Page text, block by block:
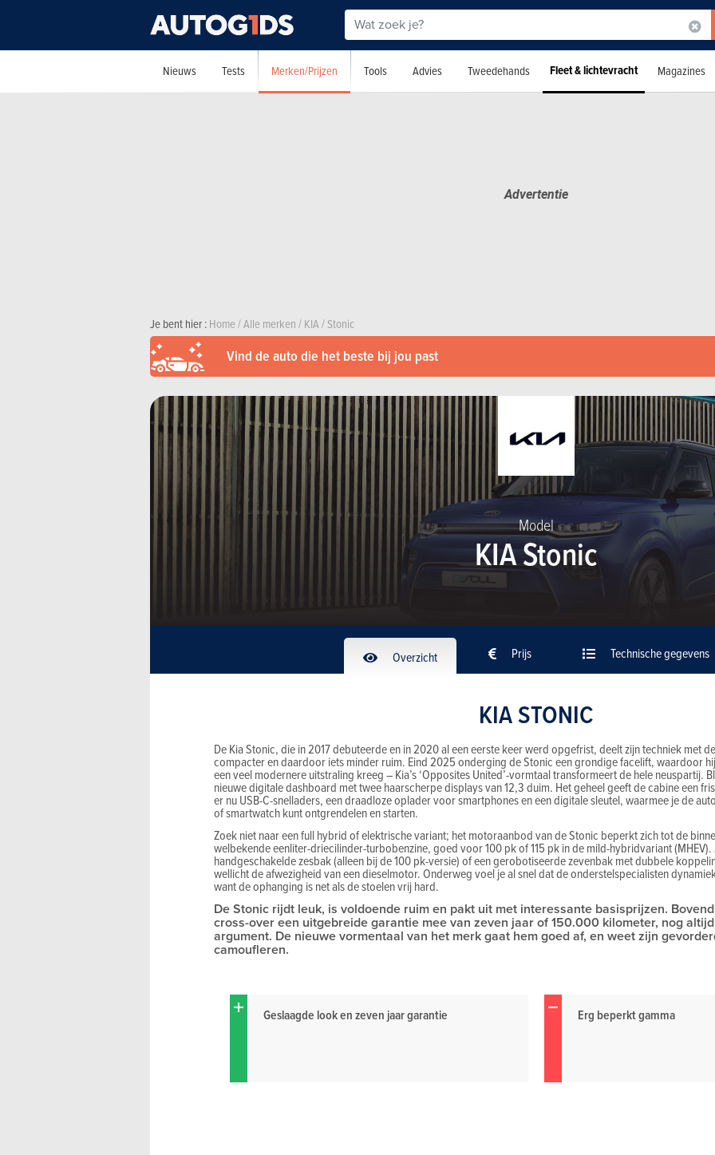
Nieuws Tests Merken/Prijzen Tools Advies Tweedehands Fleet & lichtevracht Magazines
Je bent hier :Home/Alle merken/KIA/Stonic
Vind de auto die het beste bij jou past
Model
KIA Stonic
Overzicht Prijs Technische gegevens
KIA STONIC
De Kia Stonic, die in 2017 debuteerde en in 2020 al een eerste keer werd opgefrist, deelt zijn techniek met
compacter en daardoor iets minder ruim. Eind 2025 onderging de Stonic een grondige facelift, waardoor
een veel modernere uitstraling kreeg – Kia’s ‘Opposites United’-vormtaal transformeert de hele neuspartij.
nieuwe digitale dashboard met twee haarscherpe displays van 12,3 duim. Het geheel geeft de cabine een
er nu USB-C-snelladers, een draadloze oplader voor smartphones en een digitale sleutel, waarmee je de
of smartwatch kunt ontgrendelen en starten.
Zoek niet naar een full hybrid of elektrische variant; het motoraanbod van de Stonic beperkt zich tot de
welbekende eenliter-driecilinder-turbobenzine, goed voor 100 pk of 115 pk in de mild-hybridvariant
handgeschakelde zesbak (alleen bij de 100 pk-versie) of een gerobotiseerde zevenbak met dubbele
wellicht de afwezigheid van een dieselmotor. Onderweg voel je al snel dat de onderstelspecialisten
want de ophanging is net als de stoelen vrij hard.
De Stonic rijdt leuk, is voldoende ruim en pakt uit met interessante basisprijzen.
cross-over een uitgebreide garantie mee van zeven jaar of 150.000 kilometer, nog
argument. De nieuwe vormentaal van het merk gaat hem goed af, en weet zijn
camoufleren.
Geslaagde look en zeven jaar garantie Erg beperkt gamma